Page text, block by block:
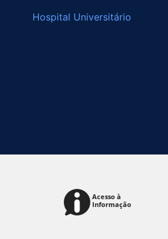
Hospital Universitário